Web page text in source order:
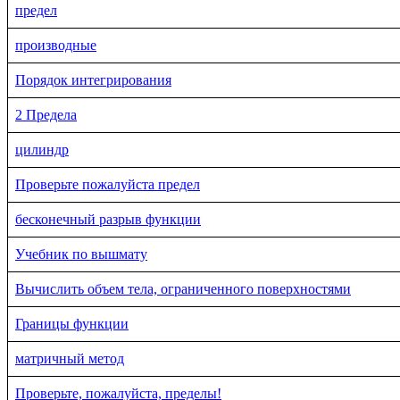
предел
производные
Порядок интегрирования
2 Предела
цилиндр
Проверьте пожалуйста предел
бесконечный разрыв функции
Учебник по вышмату
Вычислить объем тела, ограниченного поверхностями
Границы функции
матричный метод
Проверьте, пожалуйста, пределы!